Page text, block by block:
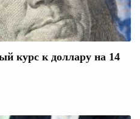
курс к доллару на 14